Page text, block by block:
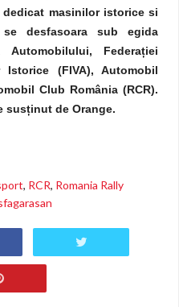
masinilor istorice si
desfasoara sub egida
Federației
(FIVA), Automobil
Club România (RCR).
susținut de Orange.
, RCR, Romania Rally